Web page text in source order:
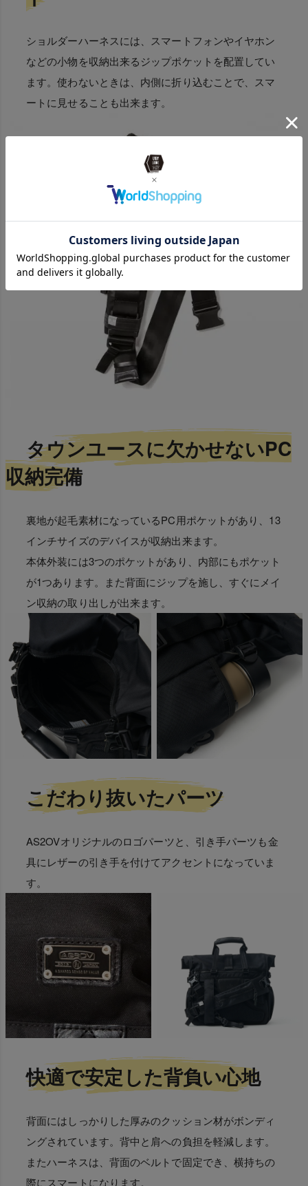
ショルダーハーネスには、スマートフォンやイヤホン
などの小物を収納出来るジップポケットを配置してい
ます。使わないときは、内側に折り込むことで、スマ
ートに見せることも出来ます。
タウンユースに欠かせないPC
収納完備
裏地が起毛素材になっているPC用ポケットがあり、13
インチサイズのデバイスが収納出来ます。
本体外装には3つのポケットがあり、内部にもポケット
が1つあります。また背面にジップを施し、すぐにメイ
ン収納の取り出しが出来ます。
こだわり抜いたパーツ
AS2OVオリジナルのロゴパーツと、引き手パーツも金
具にレザーの引き手を付けてアクセントになっていま
す。
快適で安定した背負い心地
背面にはしっかりした厚みのクッション材がボンディ
ングされています。背中と肩への負担を軽減します。
またハーネスは、背面のベルトで固定でき、横持ちの
際にスマートになります。